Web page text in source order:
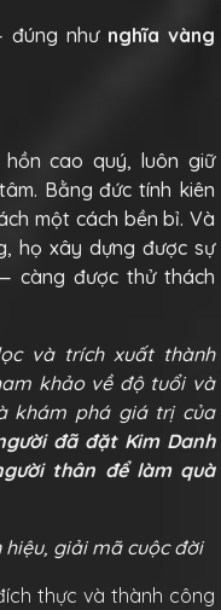
đúng như nghĩa vàng
cao quý, luôn giữ
Bằng đức tính kiên
một cách bền bỉ. Và
họ xây dựng được sự
càng được thử thách
và trích xuất thành
khảo về độ tuổi và
khám phá giá trị của
đã đặt Kim Danh
thân để làm quà
hiệu, giải mã cuộc đời
thực và thành công